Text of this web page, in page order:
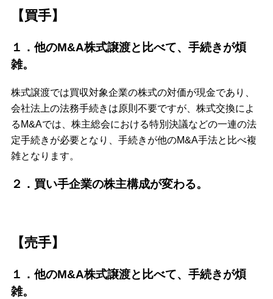
【買手】
１．他のM&A株式譲渡と比べて、手続きが煩
雑。
株式譲渡では買収対象企業の株式の対価が現金であり、
会社法上の法務手続きは原則不要ですが、株式交換によ
るM&Aでは、株主総会における特別決議などの一連の法
定手続きが必要となり、手続きが他のM&A手法と比べ複
雑となります。
２．買い手企業の株主構成が変わる。
【売手】
１．他のM&A株式譲渡と比べて、手続きが煩
雑。